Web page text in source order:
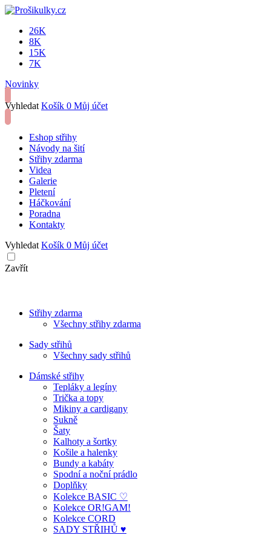
26K
8K
15K
7K
Novinky
Vyhledat Košík 0 Můj účet
Eshop střihy
Návody na šití
Střihy zdarma
Videa
Galerie
Pletení
Háčkování
Poradna
Kontakty
Vyhledat Košík 0 Můj účet
Zavřít
Střihy zdarma
Všechny střihy zdarma
Sady střihů
Všechny sady střihů
Dámské střihy
Tepláky a legíny
Trička a topy
Mikiny a cardigany
Sukně
Šaty
Kalhoty a šortky
Košile a halenky
Bundy a kabáty
Spodní a noční prádlo
Doplňky
Kolekce BASIC ♡
Kolekce OR!GAM!
Kolekce CORD
SADY STŘIHŮ ♥